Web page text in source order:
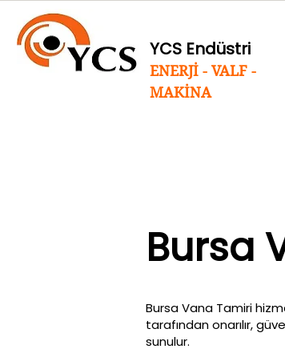
YCS Endüstri
ENERJİ - VALF -
MAKİNA
Bursa
Bursa Vana Tamiri
tarafından onarılır,
sunulur.